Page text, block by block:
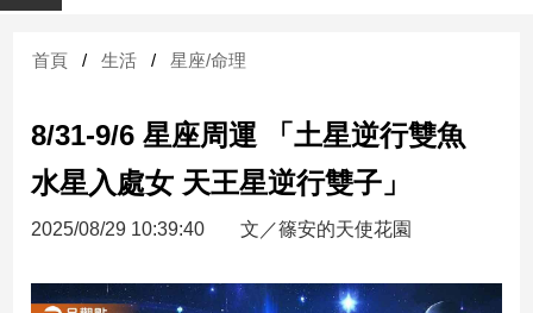
財
台
財
新
產
首頁 生活 星座/命理
8/31-9/6 星座周運 「土星逆行雙魚
水星入處女 天王星逆行雙子」
2025/08/29 10:39:40 文／篠安的天使花園